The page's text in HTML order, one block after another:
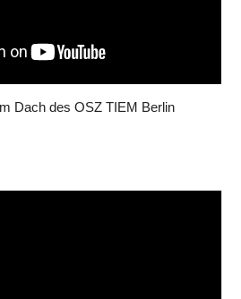
Dach des OSZ TIEM Berlin